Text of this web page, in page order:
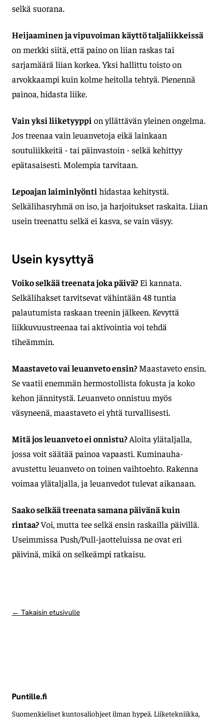
selkä suorana.
Heijaaminen ja vipuvoiman käyttö taljaliikkeissä
on merkki siitä, että paino on liian raskas tai
sarjamäärä liian korkea. Yksi hallittu toisto on
arvokkaampi kuin kolme heitolla tehtyä. Pienennä
painoa, hidasta liike.
Vain yksi liiketyyppi on yllättävän yleinen ongelma.
Jos treenaa vain leuanvetoja eikä lainkaan
soutuliikkeitä - tai päinvastoin - selkä kehittyy
epätasaisesti. Molempia tarvitaan.
Lepoajan laiminlyönti hidastaa kehitystä.
Selkälihasryhmä on iso, ja harjoitukset raskaita. Liian
usein treenattu selkä ei kasva, se vain väsyy.
Usein kysyttyä
Voiko selkää treenata joka päivä?Ei kannata.
Selkälihakset tarvitsevat vähintään 48 tuntia
palautumista raskaan treenin jälkeen. Kevyttä
liikkuvuustreenaa tai aktivointia voi tehdä
tiheämmin.
Maastaveto vai leuanveto ensin?Maastaveto ensin.
Se vaatii enemmän hermostollista fokusta ja koko
kehon jännitystä. Leuanveto onnistuu myös
väsyneenä, maastaveto ei yhtä turvallisesti.
Mitä jos leuanveto ei onnistu?Aloita ylätaljalla,
jossa voit säätää painoa vapaasti. Kuminauha-
avustettu leuanveto on toinen vaihtoehto. Rakenna
voimaa ylätaljalla, ja leuanvedot tulevat aikanaan.
Saako selkää treenata samana päivänä kuin
rintaa?Voi, mutta tee selkä ensin raskailla päivillä.
Useimmissa Push/Pull-jaotteluissa ne ovat eri
päivinä, mikä on selkeämpi ratkaisu.
← Takaisin etusivulle
Puntille.fi
Suomenkieliset kuntosaliohjeet ilman hypeä. Liiketekniikka,